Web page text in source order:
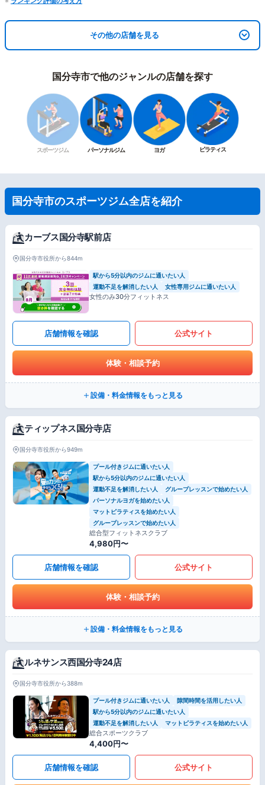
その他の店舗を見る
国分寺市で他のジャンルの店舗を探す
スポーツジム パーソナルジム ヨガ ピラティス
国分寺市のスポーツジム全店を紹介
カーブス国分寺駅前店
国分寺市役所から844m
駅から5分以内のジムに通いたい人
運動不足を解消したい人
女性専用ジムに通いたい人
女性のみ30分フィットネス
店舗情報を確認 公式サイト
体験・相談予約
設備・料金情報をもっと見る
ティップネス国分寺店
国分寺市役所から949m
プール付きジムに通いたい人
駅から5分以内のジムに通いたい人
運動不足を解消したい人
グループレッスンで始めたい人
パーソナルヨガを始めたい人
マットピラティスを始めたい人
グループレッスンで始めたい人
総合型フィットネスクラブ
4,980円〜
店舗情報を確認 公式サイト
体験・相談予約
設備・料金情報をもっと見る
ルネサンス西国分寺24店
国分寺市役所から388m
プール付きジムに通いたい人
隙間時間を活用したい人
駅から5分以内のジムに通いたい人
運動不足を解消したい人
マットピラティスを始めたい人
総合スポーツクラブ
4,400円〜
店舗情報を確認 公式サイト